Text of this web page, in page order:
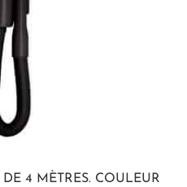
4 MÈTRES. COULEUR